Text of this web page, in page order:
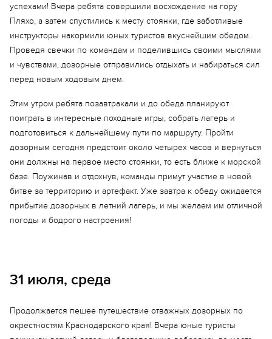
Еще 7 фото
успехами! Вчера ребята совершили восхождение на гору
Пляхо, а затем спустились к месту стоянки, где заботливые
инструкторы накормили юных туристов вкуснейшим обедом.
Проведя свечки по командам и поделившись своими мыслями
и чувствами, дозорные отправились отдыхать и набираться сил
перед новым ходовым днем.
Этим утром ребята позавтракали и до обеда планируют
поиграть в интересные походные игры, собрать лагерь и
подготовиться к дальнейшему пути по маршруту. Пройти
дозорным сегодня предстоит около четырех часов и вернуться
они должны на первое место стоянки, то есть ближе к морской
базе. Поужинав и отдохнув, команды примут участие в новой
битве за территорию и артефакт. Уже завтра к обеду ожидается
прибытие дозорных в летний лагерь, и мы желаем им отличной
погоды и бодрого настроения!
31 июля, среда
Продолжается пешее путешествие отважных дозорных по
окрестностям Краснодарского края! Вчера юные туристы